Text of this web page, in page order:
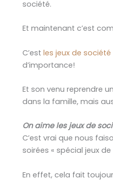
société.
Et maintenant c’est
C’est les jeux de société
d’importance!
Et son venu reprendre
dans la famille, mais
On aime les jeux de
C’est vrai que nous
soirées « spécial jeux de
En effet, cela fait